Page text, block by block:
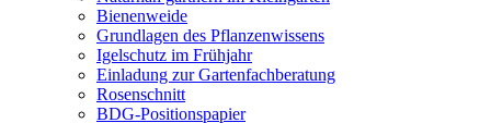
Bienenweide
Grundlagen des Pflanzenwissens
Igelschutz im Frühjahr
Einladung zur Gartenfachberatung
Rosenschnitt
BDG-Positionspapier